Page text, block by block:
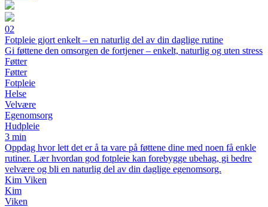
02
Fotpleie gjort enkelt – en naturlig del av din daglige rutine
Gi føttene den omsorgen de fortjener – enkelt, naturlig og uten stress
Føtter
Føtter
Fotpleie
Helse
Velvære
Egenomsorg
Hudpleie
3 min
Oppdag hvor lett det er å ta vare på føttene dine med noen få enkle
rutiner. Lær hvordan god fotpleie kan forebygge ubehag, gi bedre
velvære og bli en naturlig del av din daglige egenomsorg.
Kim Viken
Kim
Viken